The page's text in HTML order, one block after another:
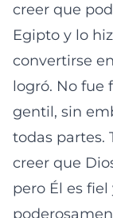
creer que
Egipto y lo
convertirse
logró. No fue
gentil, sin
todas partes.
creer que
pero Él es